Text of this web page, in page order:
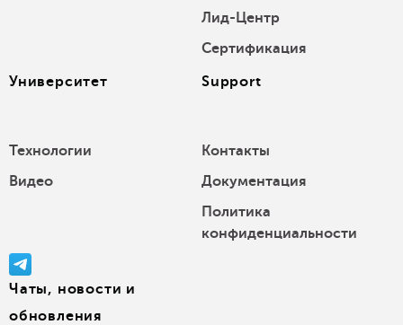
Лид-Центр
Сертификация
Университет
Технологии
Видео
Support
Контакты
Документация
Политика
конфиденциальности
Чаты, новости и
обновления